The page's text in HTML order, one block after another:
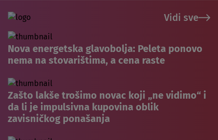
Vidi sve
Nova energetska glavobolja: Peleta ponovo
nema na stovarištima, a cena raste
Zašto lakše trošimo novac koji „ne vidimo“ i
da li je impulsivna kupovina oblik
zavisničkog ponašanja